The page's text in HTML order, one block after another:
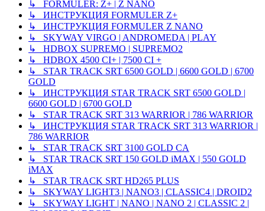
↳ FORMULER: Z+ | Z NANO
↳ ИНСТРУКЦИЯ FORMULER Z+
↳ ИНСТРУКЦИЯ FORMULER Z NANO
↳ SKYWAY VIRGO | ANDROMEDA | PLAY
↳ HDBOX SUPREMO | SUPREMO2
↳ HDBOX 4500 CI+ | 7500 CI +
↳ STAR TRACK SRT 6500 GOLD | 6600 GOLD | 6700
GOLD
↳ ИНСТРУКЦИЯ STAR TRACK SRT 6500 GOLD |
6600 GOLD | 6700 GOLD
↳ STAR TRACK SRT 313 WARRIOR | 786 WARRIOR
↳ ИНСТРУКЦИЯ STAR TRACK SRT 313 WARRIOR |
786 WARRIOR
↳ STAR TRACK SRT 3100 GOLD CA
↳ STAR TRACK SRT 150 GOLD iMAX | 550 GOLD
iMAX
↳ STAR TRACK SRT HD265 PLUS
↳ SKYWAY LIGHT3 | NANO3 | CLASSIC4 | DROID2
↳ SKYWAY LIGHT | NANO | NANO 2 | CLASSIC 2 |